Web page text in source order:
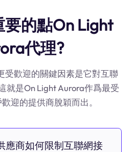
的點On Light
代理?
受歡迎的關鍵因素是它對互聯
就是On Light Aurora作爲最受
迎的提供商脫穎而出。
應商如何限制互聯網接